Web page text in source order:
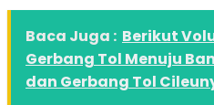
Baca Juga : Berikut
Gerbang Tol Menuju
dan Gerbang Tol